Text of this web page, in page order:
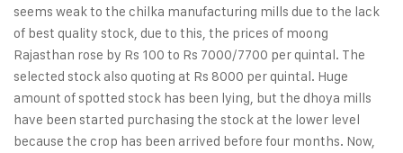
seems weak to the chilka manufacturing mills due to the lack
of best quality stock, due to this, the prices of moong
Rajasthan rose by Rs 100 to Rs 7000/7700 per quintal. The
selected stock also quoting at Rs 8000 per quintal. Huge
amount of spotted stock has been lying, but the dhoya mills
have been started purchasing the stock at the lower level
because the crop has been arrived before four months. Now,